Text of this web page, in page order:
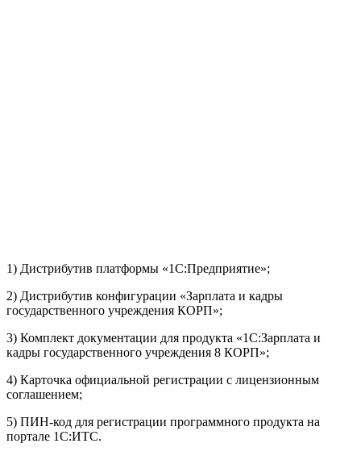
1) Дистрибутив платформы «1С:Предприятие»;
2) Дистрибутив конфигурации «Зарплата и кадры
государственного учреждения КОРП»;
3) Комплект документации для продукта «1С:Зарплата и
кадры государственного учреждения 8 КОРП»;
4) Карточка официальной регистрации с лицензионным
соглашением;
5) ПИН-код для регистрации программного продукта на
портале 1С:ИТС.